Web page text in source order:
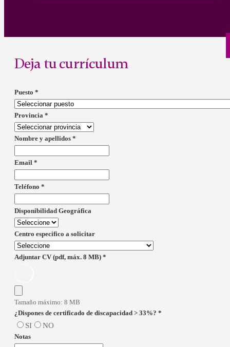
Deja tu currículum
Puesto *
Provincia *
Nombre y apellidos *
Email *
Teléfono *
Disponibilidad Geográfica
Centro especifico a solicitar
Adjuntar CV (pdf, máx. 8 MB) *
Tamaño máximo: 8 MB
¿Dispones de certificado de discapacidad > 33%? *
SI NO
Notas